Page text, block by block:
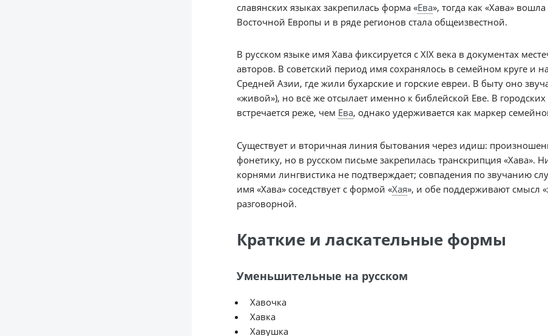
славянских языках закрепилась форма «Ева», тогда как «Хава»
Восточной Европы и в ряде регионов стала общеизвестной.
В русском языке имя Хава фиксируется с XIX века в документах
авторов. В советский период имя сохранялось в семейном круге
Средней Азии, где жили бухарские и горские евреи. В быту оно
«живой»), но всё же отсылает именно к библейской Еве. В
встречается реже, чем Ева, однако удерживается как маркер
Существует и вторичная линия бытования через идиш:
фонетику, но в русском письме закрепилась транскрипция «Хава».
корнями лингвистика не подтверждает; совпадения по звучанию
имя «Хава» соседствует с формой «Хая», и обе поддерживают смысл
разговорной.
Краткие и ласкательные формы
Уменьшительные на русском
Хавочка
Хавка
Хавушка